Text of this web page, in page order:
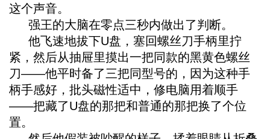
这个声音。
强王的大脑在零点三秒内做出了判断。
他飞速地拔下U盘，塞回螺丝刀手柄里拧
紧，然后从抽屉里摸出一把同款的黑黄色螺丝
刀——他平时备了三把同型号的，因为这种手
柄手感好，批头磁性适中，修电脑用着顺手
——把藏了U盘的那把和普通的那把换了个位
置。